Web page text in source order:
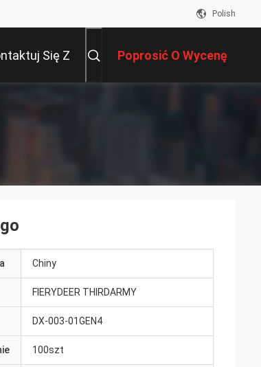
Polish
Się Z Poprosić O Wycenę
Chiny
FIERYDEER THIRDARMY
DX-003-01GEN4
100szt